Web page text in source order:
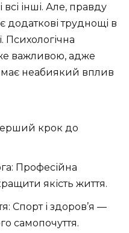
інші. Але, правду
додаткові труднощі в
Психологічна
важливою, адже
неабиякий вплив
крок до
Професійна
якість життя.
Спорт і здоров’я —
самопочуття.